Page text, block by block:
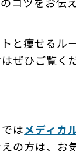
と痩せるル
ぜひご覧く
はメディカ
の方は、お